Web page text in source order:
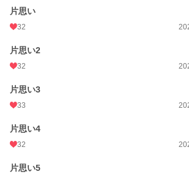
「あいつのこと…好きなのか？」
無口無表情ボディガード×童顔無防備社長令嬢
小説
お気に入り
文字数
片思い
32
片思い2
32
片思い3
33
片思い4
32
片思い5